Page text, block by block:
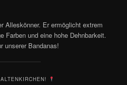
Alleskönner. Er ermöglicht extrem
Farben und eine hohe Dehnbarkeit.
unserer Bandanas!